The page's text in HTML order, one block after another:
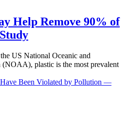
Help Remove 90% of
US National Oceanic and
plastic is the most prevalent
Have Been Violated by Pollution —